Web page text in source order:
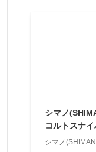
シマノ
コルトスナ
シマノ